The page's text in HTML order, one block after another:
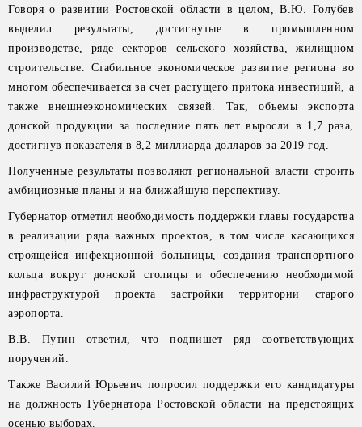
Говоря о развитии Ростовской области в целом, В.Ю. Голубев
выделил результаты, достигнутые в промышленном
производстве, ряде секторов сельского хозяйства, жилищном
строительстве. Стабильное экономическое развитие региона во
многом обеспечивается за счет растущего притока инвестиций, а
также внешнеэкономических связей. Так, объемы экспорта
донской продукции за последние пять лет выросли в 1,7 раза,
достигнув показателя в 8,2 миллиарда долларов за 2019 год.
Полученные результаты позволяют региональной власти строить
амбициозные планы и на ближайшую перспективу.
Губернатор отметил необходимость поддержки главы государства
в реализации ряда важных проектов, в том числе касающихся
строящейся инфекционной больницы, создания транспортного
кольца вокруг донской столицы и обеспечению необходимой
инфраструктурой проекта застройки территории старого
аэропорта.
В.В. Путин ответил, что подпишет ряд соответствующих
поручений.
Также Василий Юрьевич попросил поддержки его кандидатуры
на должность Губернатора Ростовской области на предстоящих
осенью выборах.